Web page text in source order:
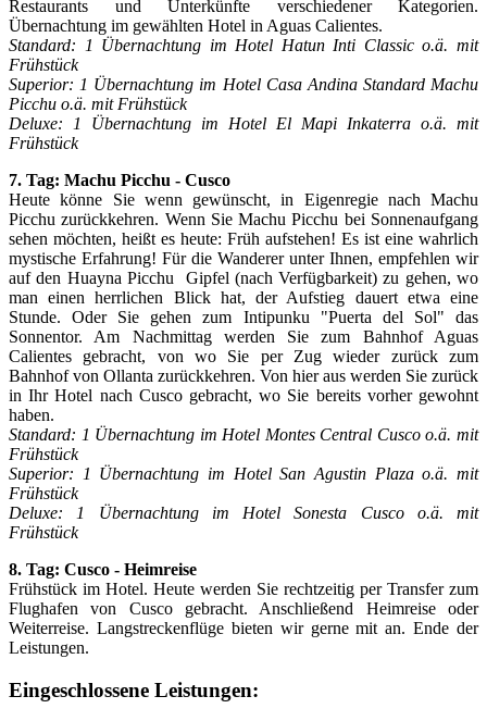
Restaurants und Unterkünfte verschiedener Kategorien.
Übernachtung im gewählten Hotel in Aguas Calientes.
Standard: 1 Übernachtung im Hotel Hatun Inti Classic o.ä. mit
Frühstück
Superior: 1 Übernachtung im Hotel Casa Andina Standard Machu
Picchu o.ä. mit Frühstück
Deluxe: 1 Übernachtung im Hotel El Mapi Inkaterra o.ä. mit
Frühstück
7. Tag: Machu Picchu - Cusco
Heute könne Sie wenn gewünscht, in Eigenregie nach Machu
Picchu zurückkehren. Wenn Sie Machu Picchu bei Sonnenaufgang
sehen möchten, heißt es heute: Früh aufstehen! Es ist eine wahrlich
mystische Erfahrung! Für die Wanderer unter Ihnen, empfehlen wir
auf den Huayna Picchu Gipfel (nach Verfügbarkeit) zu gehen, wo
man einen herrlichen Blick hat, der Aufstieg dauert etwa eine
Stunde. Oder Sie gehen zum Intipunku "Puerta del Sol" das
Sonnentor. Am Nachmittag werden Sie zum Bahnhof Aguas
Calientes gebracht, von wo Sie per Zug wieder zurück zum
Bahnhof von Ollanta zurückkehren. Von hier aus werden Sie zurück
in Ihr Hotel nach Cusco gebracht, wo Sie bereits vorher gewohnt
haben.
Standard: 1 Übernachtung im Hotel Montes Central Cusco o.ä. mit
Frühstück
Superior: 1 Übernachtung im Hotel San Agustin Plaza o.ä. mit
Frühstück
Deluxe: 1 Übernachtung im Hotel Sonesta Cusco o.ä. mit
Frühstück
8. Tag: Cusco - Heimreise
Frühstück im Hotel. Heute werden Sie rechtzeitig per Transfer zum
Flughafen von Cusco gebracht. Anschließend Heimreise oder
Weiterreise. Langstreckenflüge bieten wir gerne mit an. Ende der
Leistungen.
Eingeschlossene Leistungen: